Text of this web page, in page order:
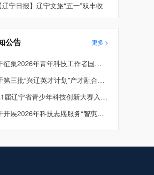
辽宁日报】辽宁文旅“五一”双丰收
公告 更多 >
关于征集2026年青年科技工作者国际和港澳台学术交流资助项目的通知
关于第三批“兴辽英才计划”产才融合平台项目评审结果的公示
第41届辽宁省青少年科技创新大赛入围终评项目公示
关于开展2026年科技志愿服务“智惠行动” 项目申报的通知